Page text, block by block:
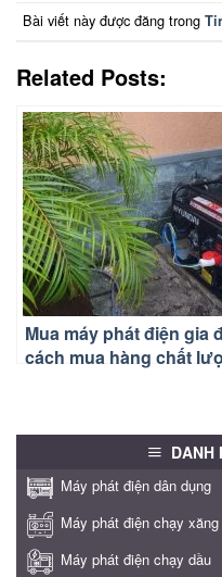
DANH
Máy phát điện dân dụng
Máy phát điện chạy xăng
Máy phát điện chạy dầu
Bài viết này được đăng trong
Related Posts:
Mua máy phát điện gia
cách mua hàng chất